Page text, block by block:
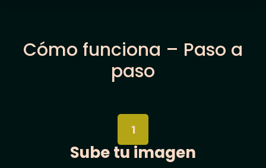
Cómo funciona – Paso a
paso
1
Sube tu imagen